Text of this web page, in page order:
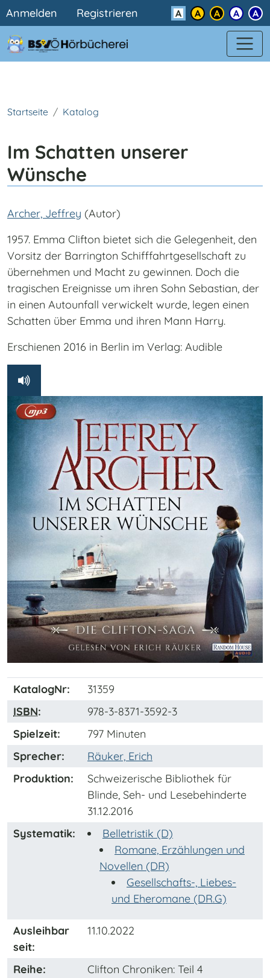
Direkt zum Inhalt
Benutzermenü
Anmelden Registrieren Kontrast
Startseite Katalog
Im Schatten unserer
Wünsche
Archer, Jeffrey (Autor)
1957. Emma Clifton bietet sich die Gelegenheit, den
Vorsitz der Barrington Schifffahrtgesellschaft zu
übernehmen und Macht zu gewinnen. Doch die
tragischen Ereignisse um ihren Sohn Sebastian, der
in einen Autounfall verwickelt wurde, legen einen
Schatten über Emma und ihren Mann Harry.
Erschienen 2016 in Berlin im Verlag: Audible
KatalogNr:
31359
ISBN:
978-3-8371-3592-3
Spielzeit:
797 Minuten
Sprecher:
Räuker, Erich
Produktion:
Schweizerische Bibliothek für
Blinde, Seh- und Lesebehinderte
31.12.2016
Systematik:
Belletristik (D)
Romane, Erzählungen und
Novellen (DR)
Gesellschafts-, Liebes-
und Eheromane (DR.G)
Ausleihbar
seit:
11.10.2022
Reihe: Clifton Chroniken: Teil 4